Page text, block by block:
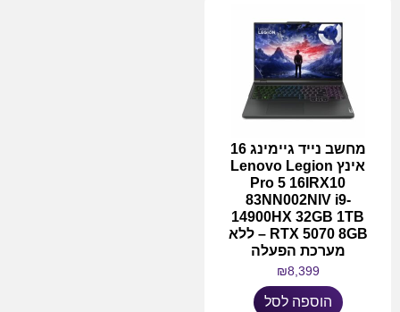
מחשב נייד גיימינג 16
אינץ Lenovo Legion
Pro 5 16IRX10
83NN002NIV i9-
14900HX 32GB 1TB
RTX 5070 8GB – ללא
מערכת הפעלה
₪8,399
הוספה לסל